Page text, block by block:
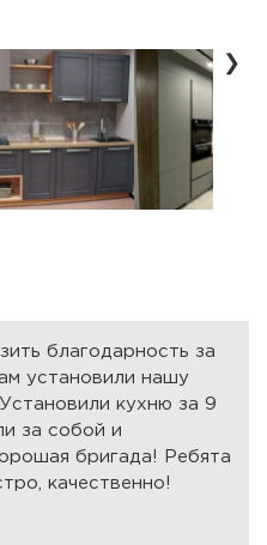
❯
благодарность за
установили нашу
кухню за 9
за собой и
бригада! Ребята
качественно!